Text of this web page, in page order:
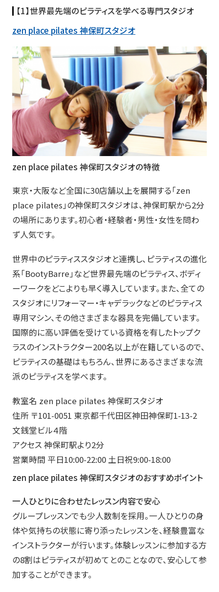
【1】世界最先端のピラティスを学べる専門スタジオ
zen place pilates 神保町スタジオ
zen place pilates 神保町スタジオの特徴
東京・大阪など全国に30店舗以上を展開する「zen
place pilates」の神保町スタジオは、神保町駅から2分
の場所にあります。初心者・経験者・男性・女性を問わ
ず人気です。
世界中のピラティススタジオと連携し、ピラティスの進化
系「BootyBarre」など世界最先端のピラティス、ボディ
ーワークをどこよりも早く導入しています。また、全ての
スタジオにリフォーマー・キャデラックなどのピラティス
専用マシン、その他さまざまな器具を完備しています。
国際的に高い評価を受けている資格を有したトップク
ラスのインストラクター200名以上が在籍しているので、
ピラティスの基礎はもちろん、世界にあるさまざまな流
派のピラティスを学べます。
教室名 zen place pilates 神保町スタジオ
住所 〒101-0051 東京都千代田区神田神保町1-13-2
文銭堂ビル４階
アクセス 神保町駅より2分
営業時間 平日10:00-22:00 土日祝9:00-18:00
zen place pilates 神保町スタジオのおすすめポイント
一人ひとりに合わせたレッスン内容で安心
グループレッスンでも少人数制を採用。一人ひとりの身
体や気持ちの状態に寄り添ったレッスンを、経験豊富な
インストラクターが行います。体験レッスンに参加する方
の8割はピラティスが初めてとのことなので、安心して参
加することができます。